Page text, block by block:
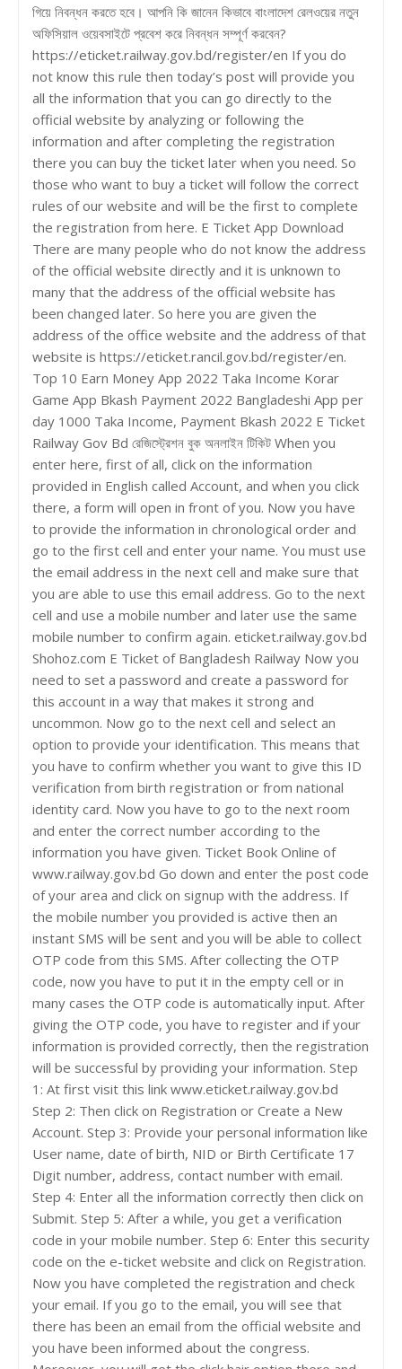
গিয়ে নিবন্ধন করতে হবে। আপনি কি জানেন কিভাবে বাংলাদেশ রেলওয়ের নতুন
অফিসিয়াল ওয়েবসাইটে প্রবেশ করে নিবন্ধন সম্পূর্ণ করবেন?
https://eticket.railway.gov.bd/register/en If you do
not know this rule then today’s post will provide you
all the information that you can go directly to the
official website by analyzing or following the
information and after completing the registration
there you can buy the ticket later when you need. So
those who want to buy a ticket will follow the correct
rules of our website and will be the first to complete
the registration from here. E Ticket App Download
There are many people who do not know the address
of the official website directly and it is unknown to
many that the address of the official website has
been changed later. So here you are given the
address of the office website and the address of that
website is https://eticket.rancil.gov.bd/register/en.
Top 10 Earn Money App 2022 Taka Income Korar
Game App Bkash Payment 2022 Bangladeshi App per
day 1000 Taka Income, Payment Bkash 2022 E Ticket
Railway Gov Bd রেজিস্ট্রেশন বুক অনলাইন টিকিট When you
enter here, first of all, click on the information
provided in English called Account, and when you click
there, a form will open in front of you. Now you have
to provide the information in chronological order and
go to the first cell and enter your name. You must use
the email address in the next cell and make sure that
you are able to use this email address. Go to the next
cell and use a mobile number and later use the same
mobile number to confirm again. eticket.railway.gov.bd
Shohoz.com E Ticket of Bangladesh Railway Now you
need to set a password and create a password for
this account in a way that makes it strong and
uncommon. Now go to the next cell and select an
option to provide your identification. This means that
you have to confirm whether you want to give this ID
verification from birth registration or from national
identity card. Now you have to go to the next room
and enter the correct number according to the
information you have given. Ticket Book Online of
www.railway.gov.bd Go down and enter the post code
of your area and click on signup with the address. If
the mobile number you provided is active then an
instant SMS will be sent and you will be able to collect
OTP code from this SMS. After collecting the OTP
code, now you have to put it in the empty cell or in
many cases the OTP code is automatically input. After
giving the OTP code, you have to register and if your
information is provided correctly, then the registration
will be successful by providing your information. Step
1: At first visit this link www.eticket.railway.gov.bd
Step 2: Then click on Registration or Create a New
Account. Step 3: Provide your personal information like
User name, date of birth, NID or Birth Certificate 17
Digit number, address, contact number with email.
Step 4: Enter all the information correctly then click on
Submit. Step 5: After a while, you get a verification
code in your mobile number. Step 6: Enter this security
code on the e-ticket website and click on Registration.
Now you have completed the registration and check
your email. If you go to the email, you will see that
there has been an email from the official website and
you have been informed about the congress.